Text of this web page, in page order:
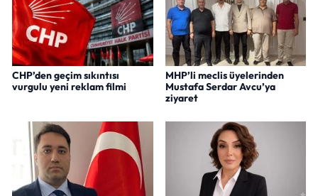
CHP’den geçim sıkıntısı
vurgulu yeni reklam filmi
MHP’li meclis üyelerinden
Mustafa Serdar Avcu’ya
ziyaret